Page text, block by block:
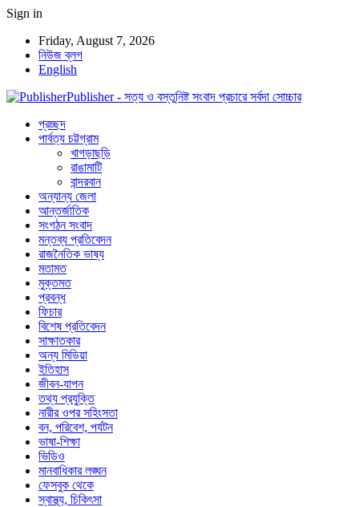
Sign in
Friday, August 7, 2026
নিউজ ব্লগ
English
Publisher - সত্য ও বস্তুনিষ্ট সংবাদ প্রচারে সর্বদা সোচ্চার
প্রচ্ছদ
পার্বত্য চট্টগ্রাম
খাগড়াছড়ি
রাঙামাটি
বান্দরবান
অন্যান্য জেলা
আন্তর্জাতিক
সংগঠন সংবাদ
মন্তব্য প্রতিবেদন
রাজনৈতিক ভাষ্য
মতামত
মুক্তমত
প্রবন্ধ
ফিচার
বিশেষ প্রতিবেদন
সাক্ষাতকার
অন্য মিডিয়া
ইতিহাস
জীবন-যাপন
তথ্য প্রযুক্তি
নারীর ওপর সহিংসতা
বন, পরিবেশ, পর্যটন
ভাষা-শিক্ষা
ভিডিও
মানবাধিকার লঙ্ঘন
ফেসবুক থেকে
স্বাস্থ্য, চিকিৎসা